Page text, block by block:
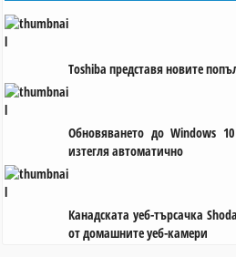
Toshiba представя новите
Обновяването до Windows
изтегля автоматично
Канадската уеб-търсачка
от домашните уеб-камери